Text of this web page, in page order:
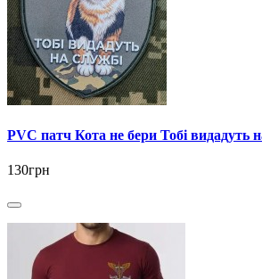
PVC патч Кота не бери Тобі видадуть
130грн